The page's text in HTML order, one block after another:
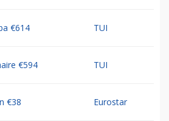
€614 TUI
€594 TUI
€38 Eurostar